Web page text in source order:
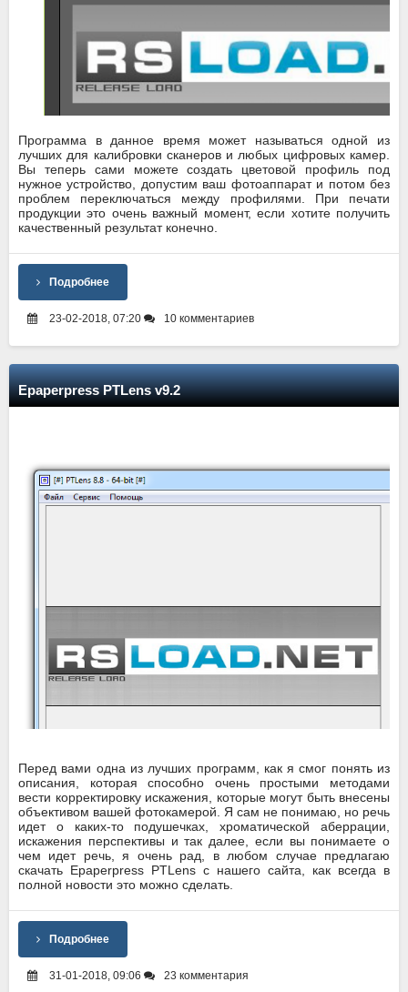
Программа в данное время может называться одной из
лучших для калибровки сканеров и любых цифровых камер.
Вы теперь сами можете создать цветовой профиль под
нужное устройство, допустим ваш фотоаппарат и потом без
проблем переключаться между профилями. При печати
продукции это очень важный момент, если хотите получить
качественный результат конечно.
Подробнее
23-02-2018, 07:20 10 комментариев
Epaperpress PTLens v9.2
Перед вами одна из лучших программ, как я смог понять из
описания, которая способно очень простыми методами
вести корректировку искажения, которые могут быть внесены
объективом вашей фотокамерой. Я сам не понимаю, но речь
идет о каких-то подушечках, хроматической аберрации,
искажения перспективы и так далее, если вы понимаете о
чем идет речь, я очень рад, в любом случае предлагаю
скачать Epaperpress PTLens с нашего сайта, как всегда в
полной новости это можно сделать.
Подробнее
31-01-2018, 09:06 23 комментария